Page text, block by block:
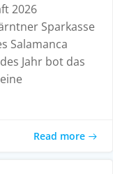
2026
Sparkasse
Salamanca
Jahr bot das
Read more